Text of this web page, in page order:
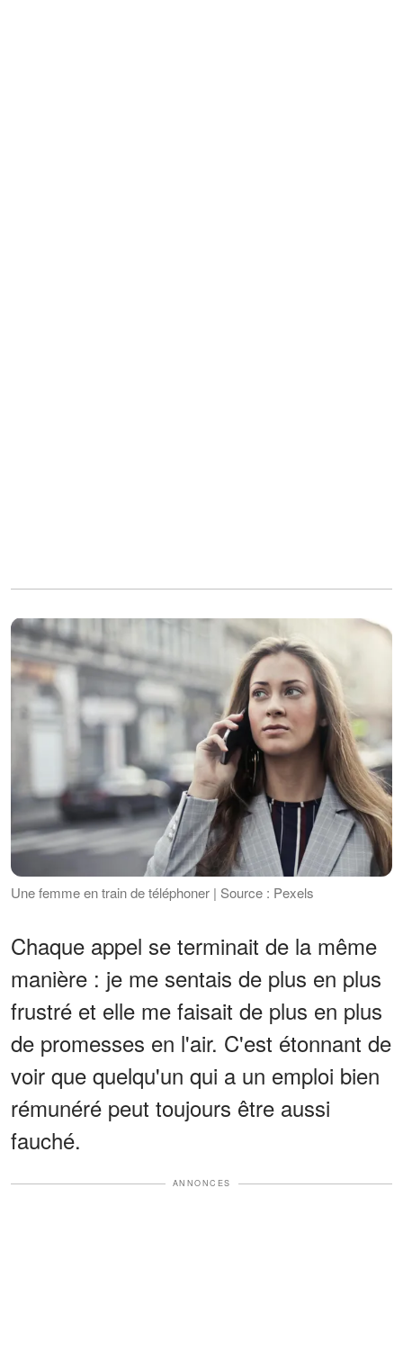
Une femme en train de téléphoner | Source : Pexels
Chaque appel se terminait de la même
manière : je me sentais de plus en plus
frustré et elle me faisait de plus en plus
de promesses en l'air. C'est étonnant de
voir que quelqu'un qui a un emploi bien
rémunéré peut toujours être aussi
fauché.
ANNONCES